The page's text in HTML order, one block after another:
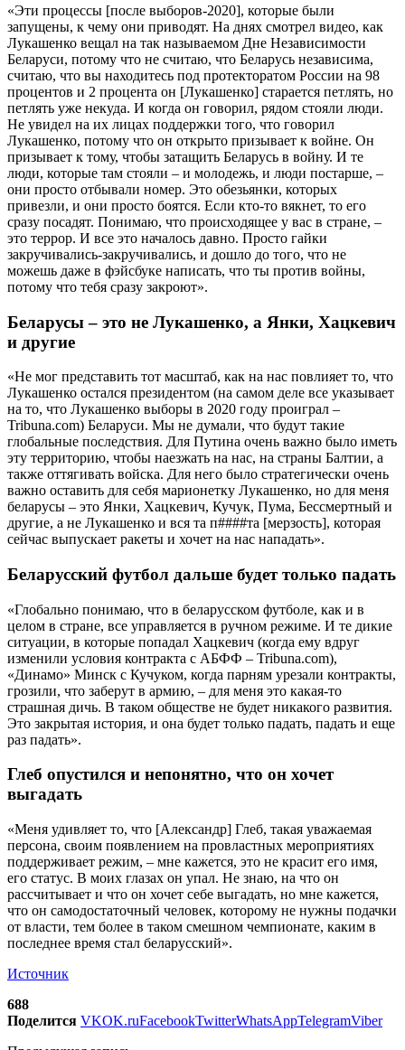
«Эти процессы [после выборов-2020], которые были
запущены, к чему они приводят. На днях смотрел видео, как
Лукашенко вещал на так называемом Дне Независимости
Беларуси, потому что не считаю, что Беларусь независима,
считаю, что вы находитесь под протекторатом России на 98
процентов и 2 процента он [Лукашенко] старается петлять, но
петлять уже некуда. И когда он говорил, рядом стояли люди.
Не увидел на их лицах поддержки того, что говорил
Лукашенко, потому что он открыто призывает к войне. Он
призывает к тому, чтобы затащить Беларусь в войну. И те
люди, которые там стояли – и молодежь, и люди постарше, –
они просто отбывали номер. Это обезьянки, которых
привезли, и они просто боятся. Если кто-то вякнет, то его
сразу посадят. Понимаю, что происходящее у вас в стране, –
это террор. И все это началось давно. Просто гайки
закручивались-закручивались, и дошло до того, что не
можешь даже в фэйсбуке написать, что ты против войны,
потому что тебя сразу закроют».
Беларусы – это не Лукашенко, а Янки, Хацкевич
и другие
«Не мог представить тот масштаб, как на нас повлияет то, что
Лукашенко остался президентом (на самом деле все указывает
на то, что Лукашенко выборы в 2020 году проиграл –
Tribuna.com) Беларуси. Мы не думали, что будут такие
глобальные последствия. Для Путина очень важно было иметь
эту территорию, чтобы наезжать на нас, на страны Балтии, а
также оттягивать войска. Для него было стратегически очень
важно оставить для себя марионетку Лукашенко, но для меня
беларусы – это Янки, Хацкевич, Кучук, Пума, Бессмертный и
другие, а не Лукашенко и вся та п####та [мерзость], которая
сейчас выпускает ракеты и хочет на нас нападать».
Беларусский футбол дальше будет только падать
«Глобально понимаю, что в беларусском футболе, как и в
целом в стране, все управляется в ручном режиме. И те дикие
ситуации, в которые попадал Хацкевич (когда ему вдруг
изменили условия контракта с АБФФ – Tribuna.com),
«Динамо» Минск с Кучуком, когда парням урезали контракты,
грозили, что заберут в армию, – для меня это какая-то
страшная дичь. В таком обществе не будет никакого развития.
Это закрытая история, и она будет только падать, падать и еще
раз падать».
Глеб опустился и непонятно, что он хочет
выгадать
«Меня удивляет то, что [Александр] Глеб, такая уважаемая
персона, своим появлением на провластных мероприятиях
поддерживает режим, – мне кажется, это не красит его имя,
его статус. В моих глазах он упал. Не знаю, на что он
рассчитывает и что он хочет себе выгадать, но мне кажется,
что он самодостаточный человек, которому не нужны подачки
от власти, тем более в таком смешном чемпионате, каким в
последнее время стал беларусский».
Источник
688
Поделится VKOK.ruFacebookTwitterWhatsAppTelegramViber